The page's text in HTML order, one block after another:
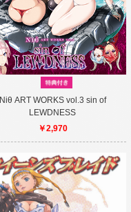
Niθ ART WORKS vol.3 sin of
LEWDNESS
￥2,970